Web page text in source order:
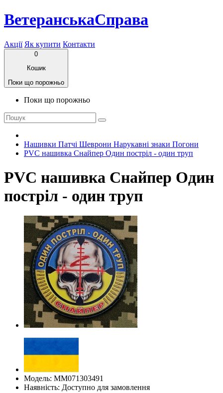
ВетеранськаСправа
Акції Як купити Контакти
0
Кошик
Поки що порожньо
Поки що порожньо
Нашивки Патчі Шеврони Нарукавні знаки Погони
PVC нашивка Снайпер Один постріл - один труп
PVC нашивка Снайпер Один
постріл - один труп
Модель: ММ071303491
Наявність: Доступно для замовлення